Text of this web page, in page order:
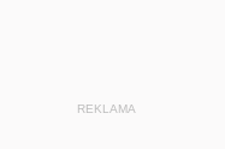
REKLAMA